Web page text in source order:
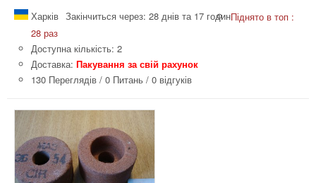
Харків Закінчиться через: 28 днів та 17 годинПіднято в топ :
28 раз
Доступна кількість: 2
Доставка: Пакування за свій рахунок
130 Переглядів / 0 Питань / 0 відгуків